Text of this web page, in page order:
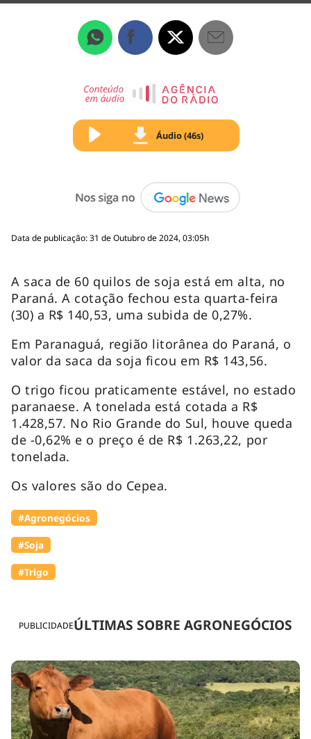
PUBLICIDADEÚLTIMAS SOBRE AGRONEGÓCIOS
Áudio (46s)
Data de publicação: 31 de Outubro de 2024, 03:05h
A saca de 60 quilos de soja está em alta, no
Paraná. A cotação fechou esta quarta-feira
(30) a R$ 140,53, uma subida de 0,27%.
Em Paranaguá, região litorânea do Paraná, o
valor da saca da soja ficou em R$ 143,56.
O trigo ficou praticamente estável, no estado
paranaese. A tonelada está cotada a R$
1.428,57. No Rio Grande do Sul, houve queda
de -0,62% e o preço é de R$ 1.263,22, por
tonelada.
Os valores são do Cepea.
#Agronegócios
#Soja
#Trigo